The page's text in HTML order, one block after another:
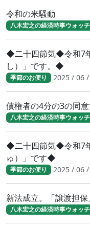
令和の米騒動
八木宏之の経済時事ウォッチ
◆二十四節気◆令和7
し）」です。◆
季節のお便り 2025 / 06
債権者の4分の3の同
八木宏之の経済時事ウォッチ
◆二十四節気◆令和7
ゅ）」です◆
季節のお便り 2025 / 06 /
新法成立。「譲渡担
八木宏之の経済時事ウォッチ